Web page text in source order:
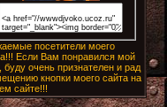
посетители моего
Если Вам понравился мой
буду очень признателен и рад
кнопки моего сайта на
сайте!!!